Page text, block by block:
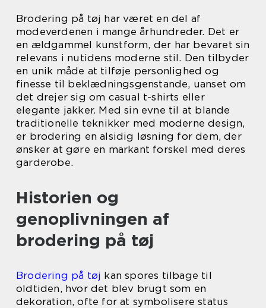
Brodering på tøj har været en del af
modeverdenen i mange århundreder. Det er
en ældgammel kunstform, der har bevaret sin
relevans i nutidens moderne stil. Den tilbyder
en unik måde at tilføje personlighed og
finesse til beklædningsgenstande, uanset om
det drejer sig om casual t-shirts eller
elegante jakker. Med sin evne til at blande
traditionelle teknikker med moderne design,
er brodering en alsidig løsning for dem, der
ønsker at gøre en markant forskel med deres
garderobe.
Historien og
genoplivningen af
brodering på tøj
Brodering på tøj kan spores tilbage til
oldtiden, hvor det blev brugt som en
dekoration, ofte for at symbolisere status